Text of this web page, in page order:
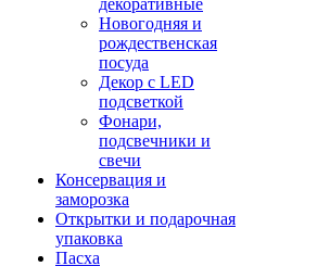
декоративные
Новогодняя и
рождественская
посуда
Декор с LED
подсветкой
Фонари,
подсвечники и
свечи
Консервация и
заморозка
Открытки и подарочная
упаковка
Пасха